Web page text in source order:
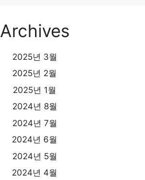
Archives
2025년 3월
2025년 2월
2025년 1월
2024년 8월
2024년 7월
2024년 6월
2024년 5월
2024년 4월